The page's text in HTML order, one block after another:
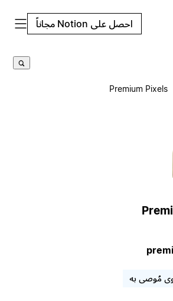
احصل على Notion مجاناً
Premium
به